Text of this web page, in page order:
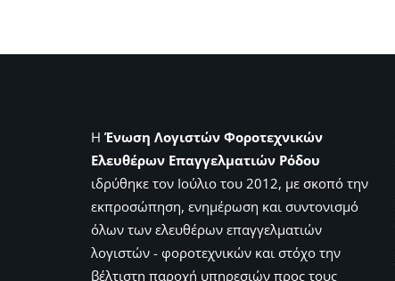
Η Ένωση Λογιστών Φοροτεχνικών
Ελευθέρων Επαγγελματιών Ρόδου
ιδρύθηκε τον Ιούλιο του 2012, με σκοπό την
εκπροσώπηση, ενημέρωση και συντονισμό
όλων των ελευθέρων επαγγελματιών
λογιστών - φοροτεχνικών και στόχο την
βέλτιστη παροχή υπηρεσιών προς τους